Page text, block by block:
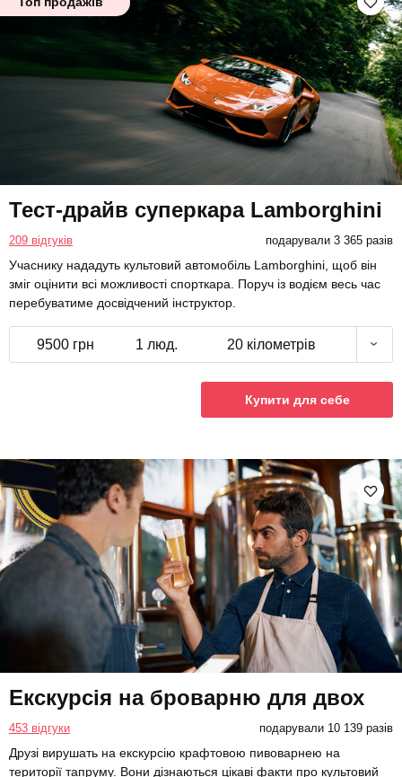
Тест-драйв суперкара Lamborghini
209 відгуків подарували 3 365 разів
Учаснику нададуть культовий автомобіль Lamborghini, щоб він
зміг оцінити всі можливості спорткара. Поруч із водієм весь час
перебуватиме досвідчений інструктор.
9500 грн 1 люд. 20 кілометрів
Купити для себе
Екскурсія на броварню для двох
453 відгуки подарували 10 139 разів
Друзі вирушать на екскурсію крафтовою пивоварнею на
території тапруму. Вони дізнаються цікаві факти про культовий